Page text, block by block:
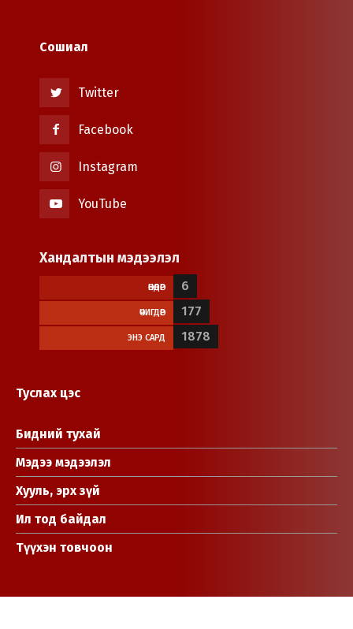
Сошиал
Twitter
Facebook
Instagram
YouTube
Хандалтын мэдээлэл
ӨНӨӨДӨР 6
ӨЧИГДӨР 177
ЭНЭ САРД 1878
Туслах цэс
Бидний тухай
Мэдээ мэдээлэл
Хууль, эрх зүй
Ил тод байдал
Түүхэн товчоон